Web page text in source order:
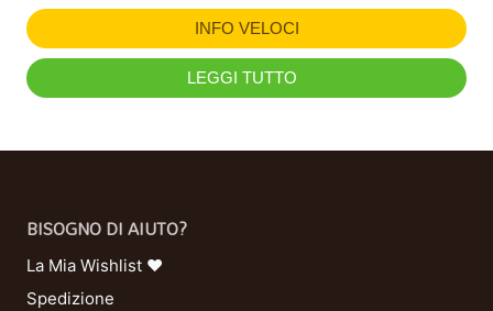
INFO VELOCI
LEGGI TUTTO
BISOGNO DI AIUTO?
La Mia Wishlist ❤
Spedizione